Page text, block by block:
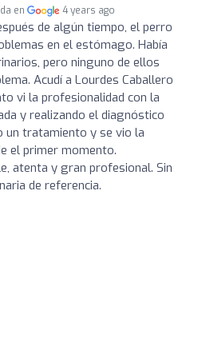
en 4 years ago
de algún tiempo, el perro
en el estómago. Había
pero ninguno de ellos
Acudí a Lourdes Caballero
vi la profesionalidad con la
y realizando el diagnóstico
un tratamiento y se vio la
el primer momento.
atenta y gran profesional. Sin
de referencia.